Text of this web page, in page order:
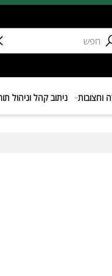
ניתוב קהל וניהול תורים